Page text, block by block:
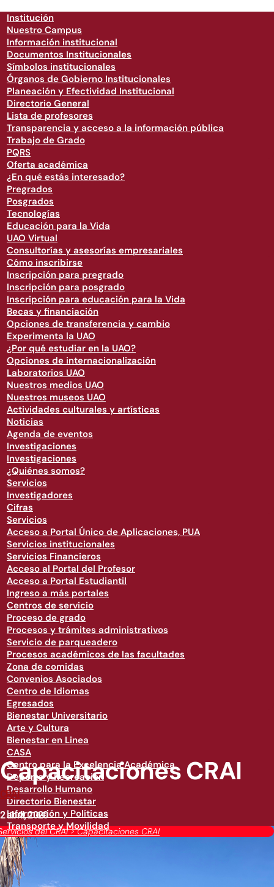
Institución
Nuestro Campus
Información institucional
Documentos Institucionales
Símbolos institucionales
Órganos de Gobierno Institucionales
Planeación y Efectividad Institucional
Directorio General
Lista de profesores
Transparencia y acceso a la información pública
Trabajo de Grado
PQRS
Oferta académica
¿En qué estás interesado?
Pregrados
Posgrados
Tecnologías
Educación para la Vida
UAO Virtual
Consultorías y asesorías empresariales
Cómo inscribirse
Inscripción para pregrado
Inscripción para posgrado
Inscripción para educación para la Vida
Becas y financiación
Opciones de transferencia y cambio
Experimenta la UAO
¿Por qué estudiar en la UAO?
Opciones de internacionalización
Laboratorios UAO
Nuestros medios UAO
Nuestros museos UAO
Actividades culturales y artísticas
Noticias
Agenda de eventos
Investigaciones
Investigaciones
¿Quiénes somos?
Servicios
Investigadores
Cifras
Servicios
Acceso a Portal Único de Aplicaciones, PUA
Servicios institucionales
Servicios Financieros
Acceso al Portal del Profesor
Acceso a Portal Estudiantil
Ingreso a más portales
Centros de servicio
Proceso de grado
Procesos y trámites administrativos
Servicio de parqueadero
Procesos académicos de las facultades
Zona de comidas
Convenios Asociados
Centro de Idiomas
Egresados
Bienestar Universitario
Arte y Cultura
Bienestar en Linea
CASA
Centro para la Excelencia Académica
Deporte y Recreación
Desarrollo Humano
Directorio Bienestar
Información y Políticas
Transporte y Movilidad
del CRAI>Capacitaciones CRAI
Capacitaciones CRAI
CRAI
2 abril, 2020